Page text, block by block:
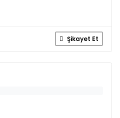
Şikayet Et